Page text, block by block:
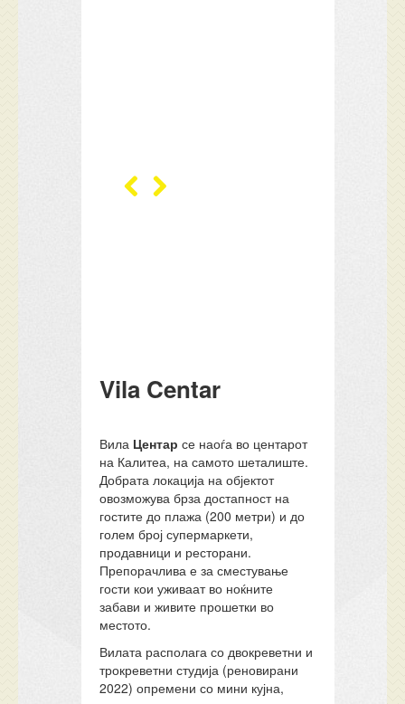
Vila Centar
Вила Центар се наоѓа во центарот
на Калитеа, на самото шеталиште.
Добрата локација на објектот
овозможува брза достапност на
гостите до плажа (200 метри) и до
голем број супермаркети,
продавници и ресторани.
Препорачлива е за сместување
гости кои уживаат во ноќните
забави и живите прошетки во
местото.
Вилата располага со двокреветни и
трокреветни студија (реновирани
2022) опремени со мини кујна,